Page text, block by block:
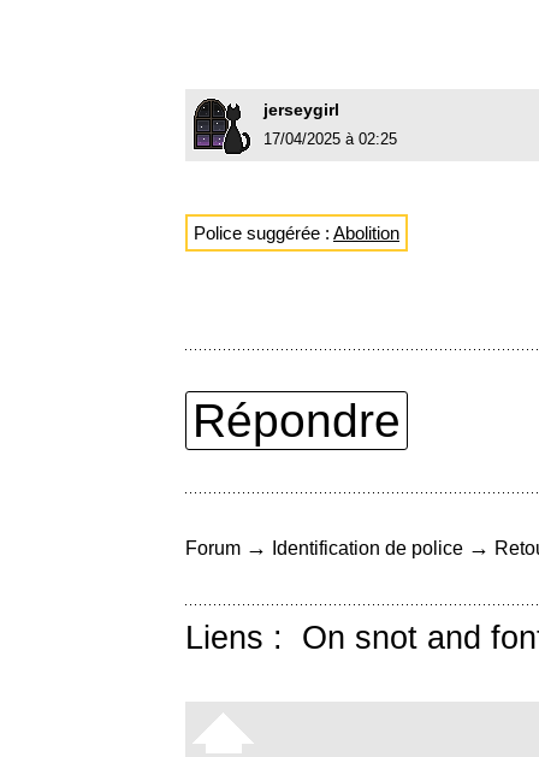
jerseygirl
17/04/2025 à 02:25
Police suggérée : Abolition
Répondre
Forum → Identification de police →
Liens : On snot and